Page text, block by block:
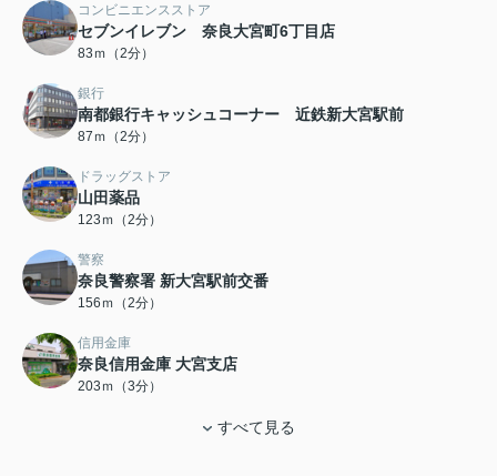
コンビニエンスストア
セブンイレブン 奈良大宮町6丁目店
83ｍ（2分）
銀行
南都銀行キャッシュコーナー 近鉄新大宮駅前
87ｍ（2分）
ドラッグストア
山田薬品
123ｍ（2分）
警察
奈良警察署 新大宮駅前交番
156ｍ（2分）
信用金庫
奈良信用金庫 大宮支店
203ｍ（3分）
すべて見る